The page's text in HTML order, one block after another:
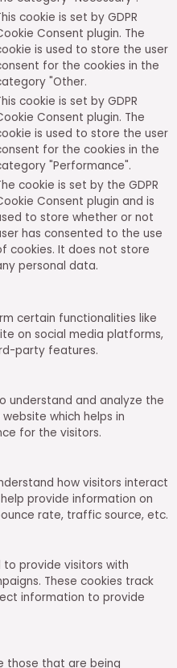
cookie is set by GDPR
Consent plugin. The
is used to store the user
for the cookies in the
"Other.
cookie is set by GDPR
Consent plugin. The
is used to store the user
for the cookies in the
"Performance".
cookie is set by the GDPR
Consent plugin and is
to store whether or not
has consented to the use
cookies. It does not store
personal data.
certain functionalities like
on social media platforms,
party features.
understand and analyze the
which helps in
for the visitors.
how visitors interact
provide information on
rate, traffic source, etc.
provide visitors with
These cookies track
information to provide
those that are being